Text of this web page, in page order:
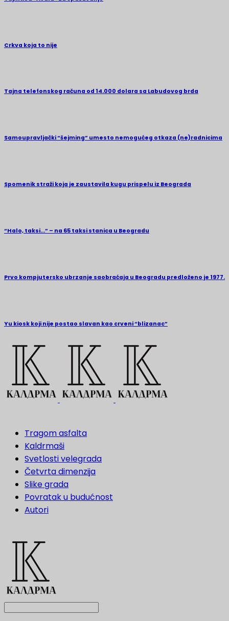
Crkva koja to nije
Tajna telefonskog računa od 14.000 dolara sa Labudovog brda
Samoupravljački “šejming” umesto nemogućeg otkaza (ne)radnicima
Spomenik straži koja je zaustavila kugu prispelu iz Beograda
“Halo, taksi…” – na 65 taksi stanica u Beogradu
Prvo kompjutersko ubrzanje saobraćaja u Beogradu predloženo je 1977.
Yu kiosk koji nije postao slavan kao crveni “blizanac”
Tragom asfalta
Kaldrmaši
Svetlosti velegrada
Četvrta dimenzija
Slike grada
Povratak u budućnost
Autori